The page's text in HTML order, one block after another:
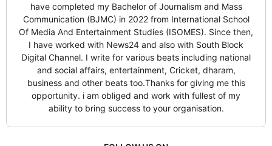
have completed my Bachelor of Journalism and Mass
Communication (BJMC) in 2022 from International School
Of Media And Entertainment Studies (ISOMES). Since then,
I have worked with News24 and also with South Block
Digital Channel. I write for various beats including national
and social affairs, entertainment, Cricket, dharam,
business and other beats too.Thanks for giving me this
opportunity. i am obliged and work with fullest of my
ability to bring success to your organisation.